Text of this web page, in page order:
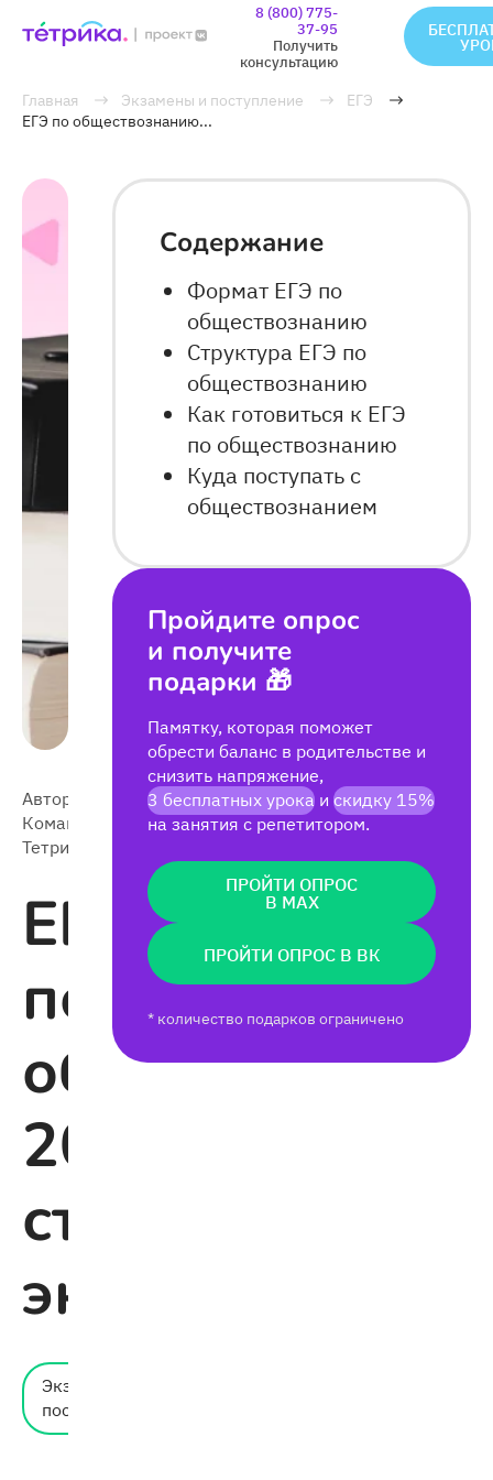
8 (800) 775-
37-95
Получить
консультацию
Главная Экзамены и поступление
ЕГЭ
ЕГЭ по обществознанию...
Автор:
Команда
Тетрики
28 411
ЕГЭ
по
2026:
структура
экзамена
Экзамены и
поступление
Содержание
Формат ЕГЭ по
обществознанию
Структура ЕГЭ по
обществознанию
Как готовиться к ЕГЭ
по обществознанию
Куда поступать с
обществознанием
Пройдите опрос
и получите
подарки 🎁
Памятку, которая поможет
обрести баланс в родительстве и
снизить напряжение,
3 бесплатных урока и скидку 15%
на занятия с репетитором.
ПРОЙТИ ОПРОС
В MAX
ПРОЙТИ ОПРОС В ВК
* количество подарков ограничено